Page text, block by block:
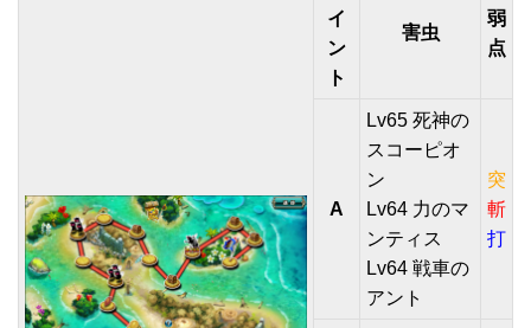
イ
ン
ト
害虫
弱
点
A
Lv65 死神の
スコーピオ
ン
Lv64 力のマ
ンティス
Lv64 戦車の
アント
突
斬
打